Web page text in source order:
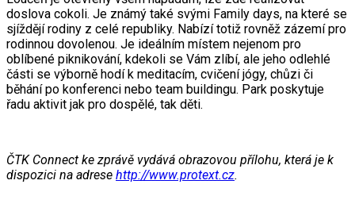
doslova cokoli. Je známý také svými Family days, na které se
sjíždějí rodiny z celé republiky. Nabízí totiž rovněž zázemí pro
rodinnou dovolenou. Je ideálním místem nejenom pro
oblíbené piknikování, kdekoli se Vám zlíbí, ale jeho odlehlé
části se výborně hodí k meditacím, cvičení jógy, chůzi či
běhání po konferenci nebo team buildingu. Park poskytuje
řadu aktivit jak pro dospělé, tak děti.
ČTK Connect ke zprávě vydává obrazovou přílohu, která je k
dispozici na adrese http://www.protext.cz.